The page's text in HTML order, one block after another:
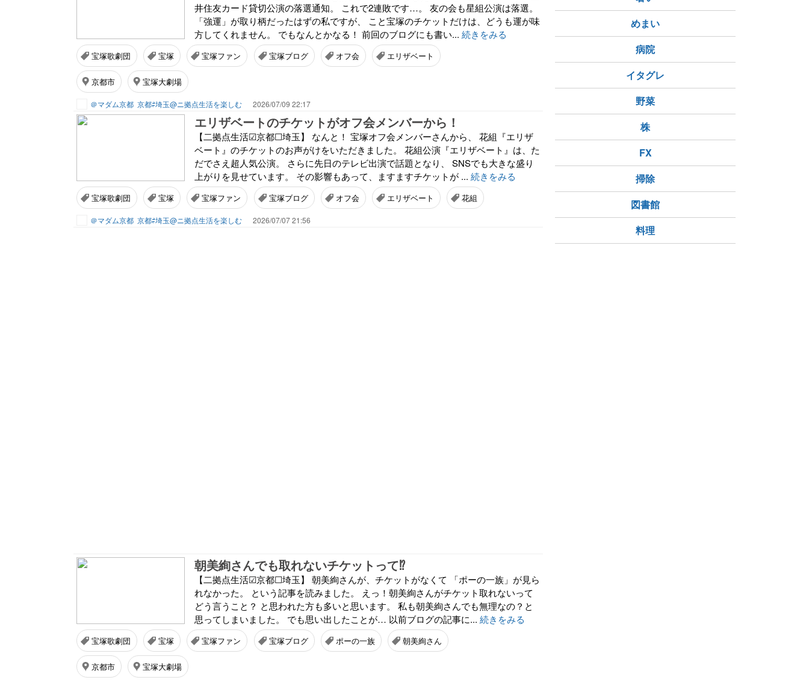
井住友カード貸切公演の落選通知。 これで2連敗です…。 友の会も星組公演は落選。
「強運」が取り柄だったはずの私ですが、 こと宝塚のチケットだけは、どうも運が味
方してくれません。 でもなんとかなる！ 前回のブログにも書い... 続きをみる
宝塚歌劇団 宝塚 宝塚ファン 宝塚ブログ オフ会 エリザベート
京都市 宝塚大劇場
＠マダム京都 京都⇄埼玉@ニ拠点生活を楽しむ 2026/07/09 22:17
エリザベートのチケットがオフ会メンバーから！
【二拠点生活☑京都☐埼玉】 なんと！ 宝塚オフ会メンバーさんから、 花組『エリザ
ベート』のチケットのお声がけをいただきました。 花組公演『エリザベート』は、た
だでさえ超人気公演。 さらに先日のテレビ出演で話題となり、 SNSでも大きな盛り
上がりを見せています。 その影響もあって、ますますチケットが ... 続きをみる
宝塚歌劇団 宝塚 宝塚ファン 宝塚ブログ オフ会 エリザベート 花組
＠マダム京都 京都⇄埼玉@ニ拠点生活を楽しむ 2026/07/07 21:56
朝美絢さんでも取れないチケットって⁉
【二拠点生活☑京都☐埼玉】 朝美絢さんが、チケットがなくて 「ポーの一族」が見ら
れなかった。 という記事を読みました。 えっ！朝美絢さんがチケット取れないって
どう言うこと？ と思われた方も多いと思います。 私も朝美絢さんでも無理なの？と
思ってしまいました。 でも思い出したことが… 以前ブログの記事に... 続きをみる
宝塚歌劇団 宝塚 宝塚ファン 宝塚ブログ ポーの一族 朝美絢さん
京都市 宝塚大劇場
めまい
病院
イタグレ
野菜
株
FX
掃除
図書館
料理